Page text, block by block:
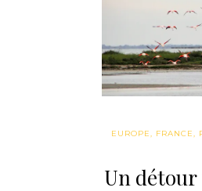
EUROPE, FRANCE,
Un détour